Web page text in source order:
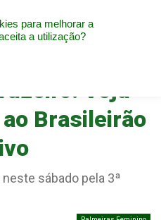
Veja
Brasileirão
sábado pela 3ª
para melhorar a
a utilização?